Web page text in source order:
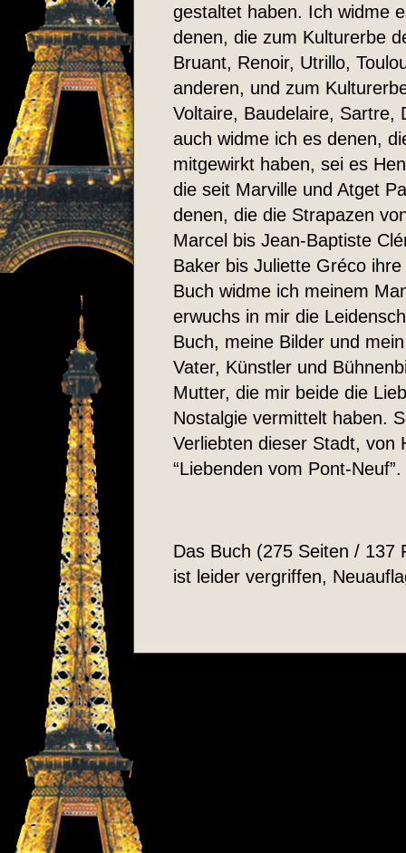
gestaltet haben. Ich widme
denen, die zum Kulturerbe
Bruant, Renoir, Utrillo,
anderen, und zum
Voltaire, Baudelaire, Sartre,
auch widme ich es denen,
mitgewirkt haben, sei es
die seit Marville und Atget
denen, die die Strapazen
Marcel bis Jean-Baptiste
Baker bis Juliette Gréco
Buch widme ich meinem
erwuchs in mir die
Buch, meine Bilder und
Vater, Künstler und
Mutter, die mir beide die
Nostalgie vermittelt haben.
Verliebten dieser Stadt, von
“Liebenden vom Pont-
Das Buch (275 Seiten / 137
ist leider vergriffen,